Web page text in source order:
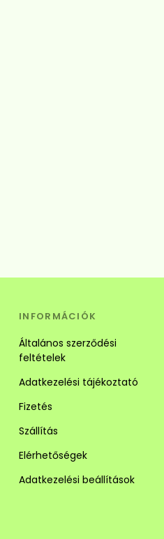
INFORMÁCIÓK
Általános szerződési
feltételek
Adatkezelési tájékoztató
Fizetés
Szállítás
Elérhetőségek
Adatkezelési beállítások